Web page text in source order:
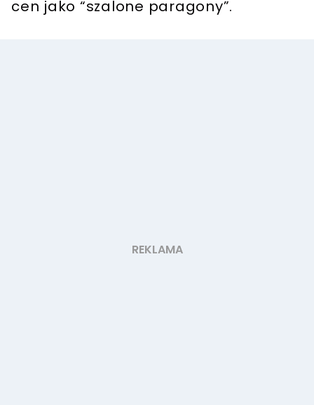
cen jako “szalone paragony”.